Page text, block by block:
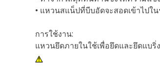
• แหวนสแน็ปที่บีบอัดจะสอดเข้าไปใ
การใช้งาน:
แหวนยึดภายในใช้เพื่อยึดและยึดแบริ่